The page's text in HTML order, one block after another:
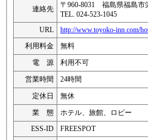
連絡先
〒960-8031 福島県福島
TEL. 024-523-1045
URL
http://www.toyoko-inn.com/
利用料金
無料
電 源
利用不可
営業時間
24時間
定休日
無休
業 態
ホテル、旅館、ロビー
ESS-ID
FREESPOT